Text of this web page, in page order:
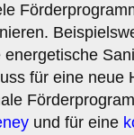
energetische
für eine neue
und für eine